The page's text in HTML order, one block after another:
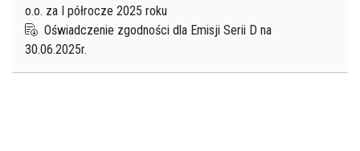
o.o. za I półrocze 2025 roku
Oświadczenie zgodności dla Emisji Serii D na
30.06.2025r.